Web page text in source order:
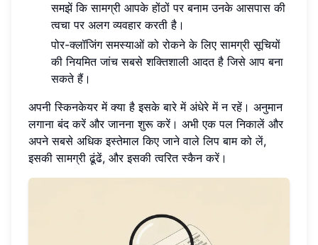
समझें कि सामग्री आपके होंठों पर बनाम उनके आसपास की
त्वचा पर अलग व्यवहार करती है।
पोर-क्लॉजिंग समस्याओं को रोकने के लिए सामग्री सूचियों
की नियमित जांच सबसे शक्तिशाली आदत है जिसे आप बना
सकते हैं।
अपनी स्किनकेयर में क्या है इसके बारे में अंधेरे में न रहें। अनुमान
लगाना बंद करें और जानना शुरू करें। अभी एक पल निकालें और
अपने सबसे अधिक इस्तेमाल किए जाने वाले लिप बाम को लें,
इसकी सामग्री ढूंढें, और इसकी त्वरित स्कैन करें।